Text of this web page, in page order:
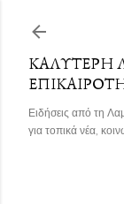
ΚΑΛΎΤΕΡΗ
Ειδήσεις από τη
για τοπικά νέα,